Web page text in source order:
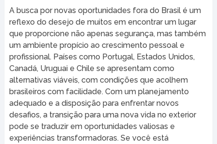
A busca por novas oportunidades fora do Brasil é um
reflexo do desejo de muitos em encontrar um lugar
que proporcione não apenas segurança, mas também
um ambiente propício ao crescimento pessoal e
profissional. Países como Portugal, Estados Unidos,
Canadá, Uruguai e Chile se apresentam como
alternativas viáveis, com condições que acolhem
brasileiros com facilidade. Com um planejamento
adequado e a disposição para enfrentar novos
desafios, a transição para uma nova vida no exterior
pode se traduzir em oportunidades valiosas e
experiências transformadoras. Se você está